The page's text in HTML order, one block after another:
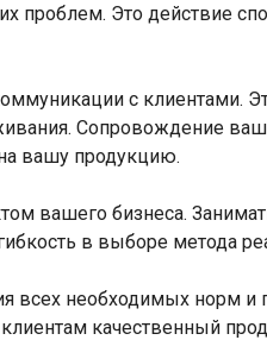
проблем. Это действие
с клиентами.
Сопровождение
вашу продукцию.
вашего бизнеса.
в выборе метода
всех необходимых норм и
качественный